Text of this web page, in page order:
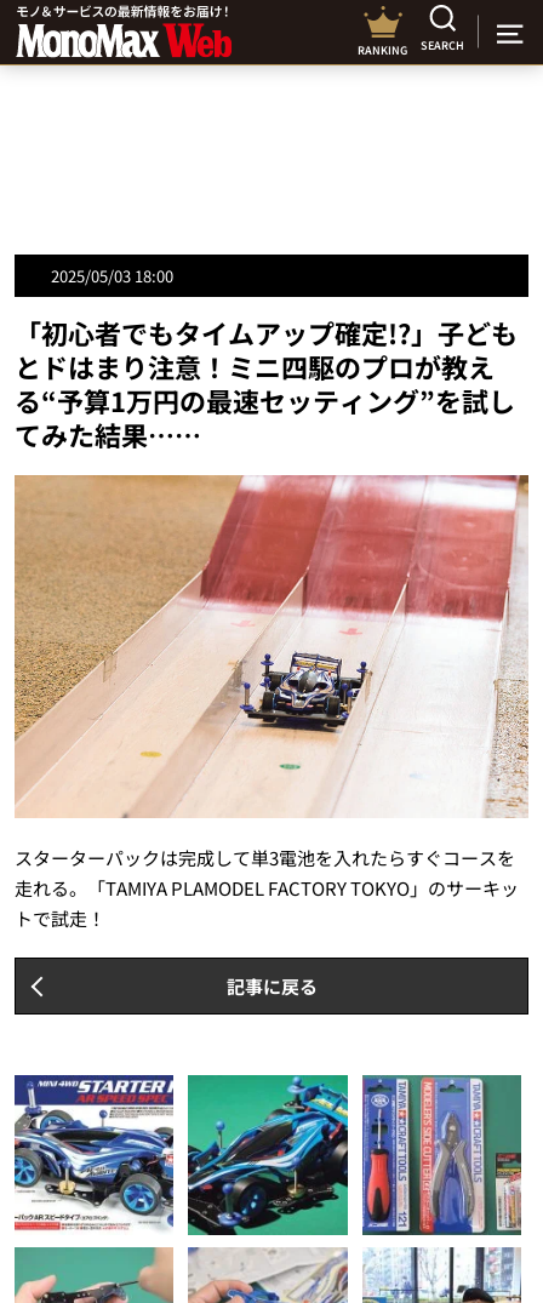
RANKING SEARCH
2025/05/03 18:00
「初心者でもタイムアップ確定!?」子ども
とドはまり注意！ミニ四駆のプロが教え
る“予算1万円の最速セッティング”を試し
てみた結果……
スターターパックは完成して単3電池を入れたらすぐコースを
走れる。「TAMIYA PLAMODEL FACTORY TOKYO」のサーキッ
トで試走！
記事に戻る